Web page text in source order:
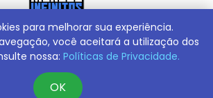
- Publicações e Geek Store |ContentStuff
Ltda. CNPJ - 05.859.917/0001-60.
Física:Rua Machado Bitencourt, 291 -
para melhorar sua experiência.
você aceitará a utilização dos
nossa: Políticas de Privacidade.
OK